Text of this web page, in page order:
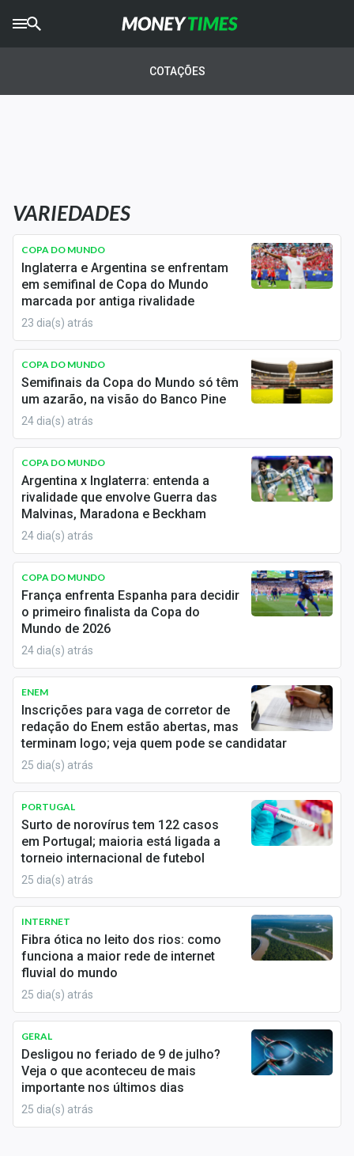
AGROTIMES
Newsletters
Money Trader
Anuncie
Últimas Notícias
Newsletters
Cotações
Comprar ou vender?
Carteiras Recomendadas
Central de Dividendos
Central de Fundos Imobiliários
Central dos IPOs
Renda Fixa
Finanças Pessoais
Mercados
Economia
Empresas
Brasil
Política
Colunas
Especiais
Internacional
Marketing
Tecnologia
Conteúdo de Marca
Sobre
Expediente
COTAÇÕES
VARIEDADES
COPA DO MUNDO
Inglaterra e Argentina se enfrentam
em semifinal de Copa do Mundo
marcada por antiga rivalidade
23 dia(s) atrás
COPA DO MUNDO
Semifinais da Copa do Mundo só têm
um azarão, na visão do Banco Pine
24 dia(s) atrás
COPA DO MUNDO
Argentina x Inglaterra: entenda a
rivalidade que envolve Guerra das
Malvinas, Maradona e Beckham
24 dia(s) atrás
COPA DO MUNDO
França enfrenta Espanha para decidir
o primeiro finalista da Copa do
Mundo de 2026
24 dia(s) atrás
ENEM
Inscrições para vaga de corretor de
redação do Enem estão abertas, mas
terminam logo; veja quem pode se candidatar
25 dia(s) atrás
PORTUGAL
Surto de norovírus tem 122 casos
em Portugal; maioria está ligada a
torneio internacional de futebol
25 dia(s) atrás
INTERNET
Fibra ótica no leito dos rios: como
funciona a maior rede de internet
fluvial do mundo
25 dia(s) atrás
GERAL
Desligou no feriado de 9 de julho?
Veja o que aconteceu de mais
importante nos últimos dias
25 dia(s) atrás